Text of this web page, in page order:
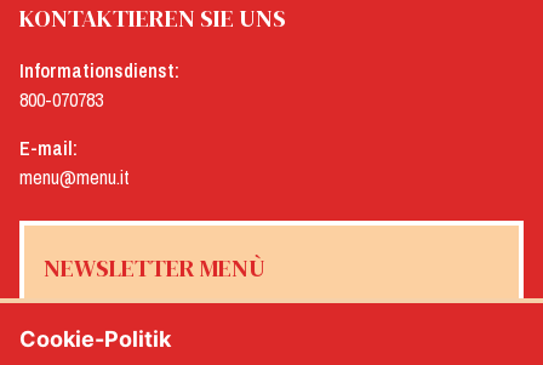
KONTAKTIEREN SIE UNS
Informationsdienst:
800-070783
E-mail:
menu@menu.it
NEWSLETTER MENÙ
Cookie-Politik